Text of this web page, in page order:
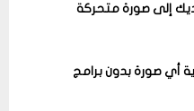
إلى صورة متحركة
أي صورة بدون برامج